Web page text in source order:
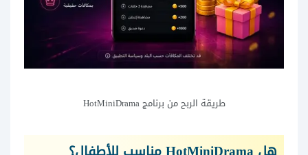
طريقة الربح من برنامج HotMiniDrama